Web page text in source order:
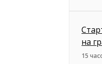
на
15